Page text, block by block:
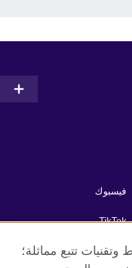
فيسبوك
TikTok
تتبع مماثلة؛